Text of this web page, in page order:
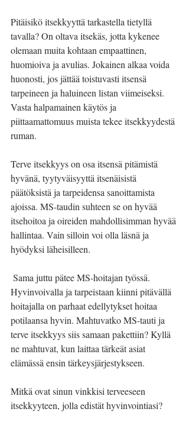
Pitäisikö itsekkyyttä tarkastella tietyllä
tavalla? On oltava itsekäs, jotta kykenee
olemaan muita kohtaan empaattinen,
huomioiva ja avulias. Jokainen alkaa voida
huonosti, jos jättää toistuvasti itsensä
tarpeineen ja haluineen listan viimeiseksi.
Vasta halpamainen käytös ja
piittaamattomuus muista tekee itsekkyydestä
ruman.
Terve itsekkyys on osa itsensä pitämistä
hyvänä, tyytyväisyyttä itsenäisistä
päätöksistä ja tarpeidensa sanoittamista
ajoissa. MS-taudin suhteen se on hyvää
itsehoitoa ja oireiden mahdollisimman hyvää
hallintaa. Vain silloin voi olla läsnä ja
hyödyksi läheisilleen.
Hyvinvoivalla ja tarpeistaan kiinni pitävällä
hoitajalla on parhaat edellytykset hoitaa
potilaansa hyvin. Mahtuvatko MS-tauti ja
terve itsekkyys siis samaan pakettiin? Kyllä
ne mahtuvat, kun laittaa tärkeät asiat
elämässä ensin tärkeysjärjestykseen.
Mitkä ovat sinun vinkkisi terveeseen
itsekkyyteen, jolla edistät hyvinvointiasi?